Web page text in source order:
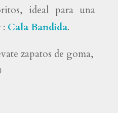
ideal para una
Cala Bandida.
zapatos de goma,